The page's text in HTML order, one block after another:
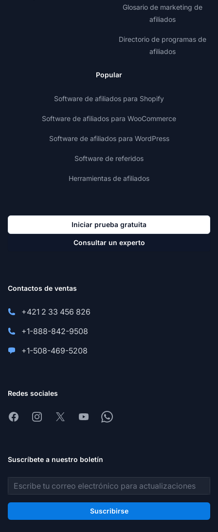
Glosario de marketing de
afiliados
Directorio de programas de
afiliados
Popular
Software de afiliados para Shopify
Software de afiliados para WooCommerce
Software de afiliados para WordPress
Software de referidos
Herramientas de afiliados
Iniciar prueba gratuita
Consultar un experto
Contactos de ventas
+421 2 33 456 826
+1-888-842-9508
+1-508-469-5208
Redes sociales
FacebookInstagram
X YoutubeWhatsapp
Suscríbete a nuestro boletín
Dirección de correo electrónico
Suscribirse